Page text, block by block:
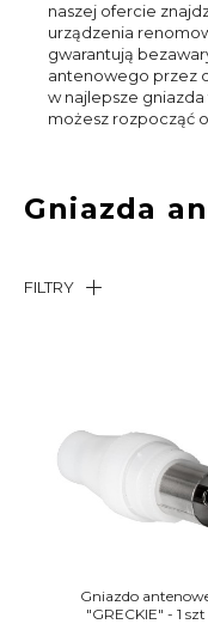
naszej ofercie
urządzenia
gwarantują
antenowego przez
w najlepsze
możesz rozpocząć
Gniazda
FILTRY
Gniazdo
"GRECKIE" - 1 szt